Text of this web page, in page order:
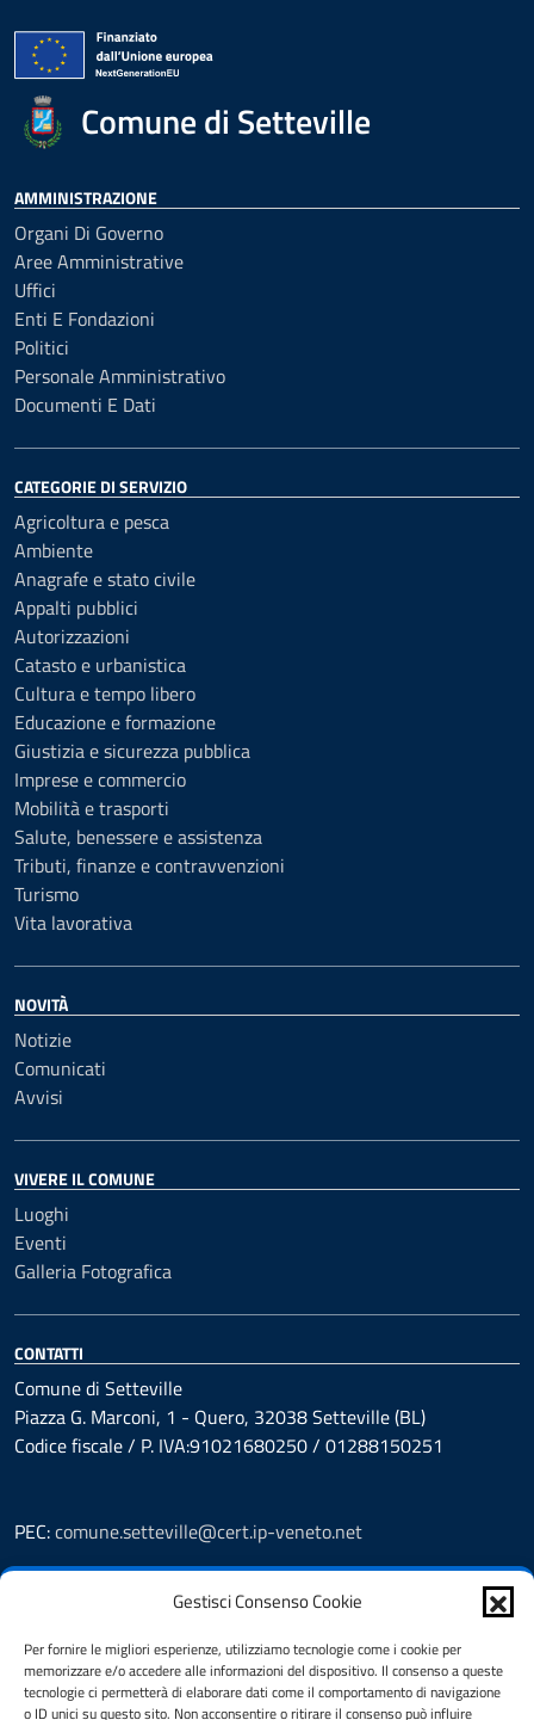
Gestisci Consenso Cookie
Per fornire le migliori esperienze, utilizziamo tecnologie come i cookie per
memorizzare e/o accedere alle informazioni del dispositivo. Il consenso a queste
tecnologie ci permetterà di elaborare dati come il comportamento di navigazione
o ID unici su questo sito. Non acconsentire o ritirare il consenso può influire
Comune di Setteville
AMMINISTRAZIONE
Organi Di Governo
Aree Amministrative
Uffici
Enti E Fondazioni
Politici
Personale Amministrativo
Documenti E Dati
CATEGORIE DI SERVIZIO
Agricoltura e pesca
Ambiente
Anagrafe e stato civile
Appalti pubblici
Autorizzazioni
Catasto e urbanistica
Cultura e tempo libero
Educazione e formazione
Giustizia e sicurezza pubblica
Imprese e commercio
Mobilità e trasporti
Salute, benessere e assistenza
Tributi, finanze e contravvenzioni
Turismo
Vita lavorativa
NOVITÀ
Notizie
Comunicati
Avvisi
VIVERE IL COMUNE
Luoghi
Eventi
Galleria Fotografica
CONTATTI
Comune di Setteville
Piazza G. Marconi, 1 - Quero, 32038 Setteville (BL)
Codice fiscale / P. IVA:91021680250 / 01288150251
PEC:comune.setteville@cert.ip-veneto.net
Leggi le FAQ
Segnalazione disservizio
Richiesta assistenza
Feedback